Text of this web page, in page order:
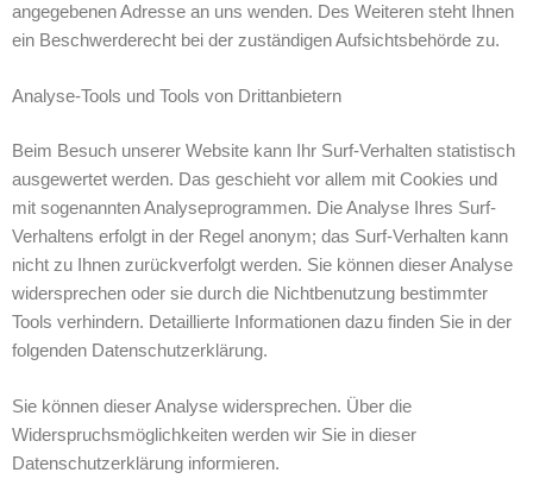
angegebenen Adresse an uns wenden. Des Weiteren steht Ihnen
ein Beschwerderecht bei der zuständigen Aufsichtsbehörde zu.
Analyse-Tools und Tools von Drittanbietern
Beim Besuch unserer Website kann Ihr Surf-Verhalten statistisch
ausgewertet werden. Das geschieht vor allem mit Cookies und
mit sogenannten Analyseprogrammen. Die Analyse Ihres Surf-
Verhaltens erfolgt in der Regel anonym; das Surf-Verhalten kann
nicht zu Ihnen zurückverfolgt werden. Sie können dieser Analyse
widersprechen oder sie durch die Nichtbenutzung bestimmter
Tools verhindern. Detaillierte Informationen dazu finden Sie in der
folgenden Datenschutzerklärung.
Sie können dieser Analyse widersprechen. Über die
Widerspruchsmöglichkeiten werden wir Sie in dieser
Datenschutzerklärung informieren.